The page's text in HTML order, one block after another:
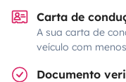
Carta de
A sua carta de
veículo com
Documento